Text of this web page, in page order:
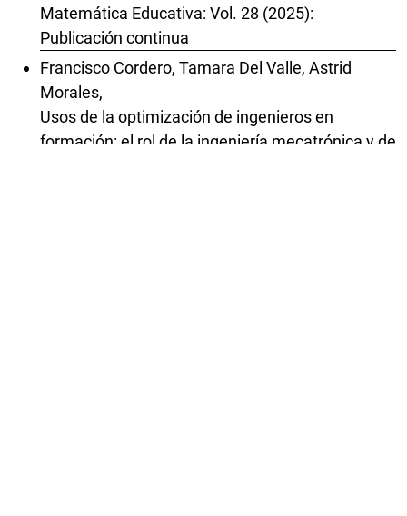
Matemática Educativa: Vol. 28 (2025):
Publicación continua
Francisco Cordero, Tamara Del Valle, Astrid
Morales,
Usos de la optimización de ingenieros en
formación: el rol de la ingeniería mecatrónica y de